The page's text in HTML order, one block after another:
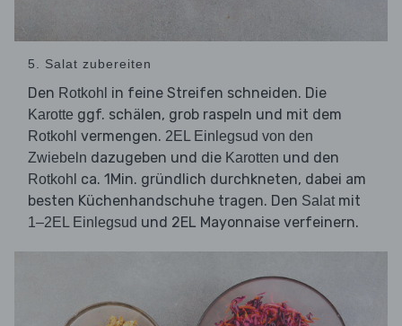
5. Salat zubereiten
Den Rotkohl in feine Streifen schneiden. Die
Karotte ggf. schälen, grob raspeln und mit dem
Rotkohl vermengen. 2EL Einlegsud von den
Zwiebeln dazugeben und die Karotten und den
Rotkohl ca. 1Min. gründlich durchkneten, dabei am
besten Küchenhandschuhe tragen. Den Salatmit
1–2EL Einlegsud und 2EL Mayonnaise verfeinern.